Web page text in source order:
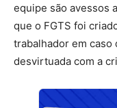
equipe são avessos
que o FGTS foi
trabalhador em caso
desvirtuada com a